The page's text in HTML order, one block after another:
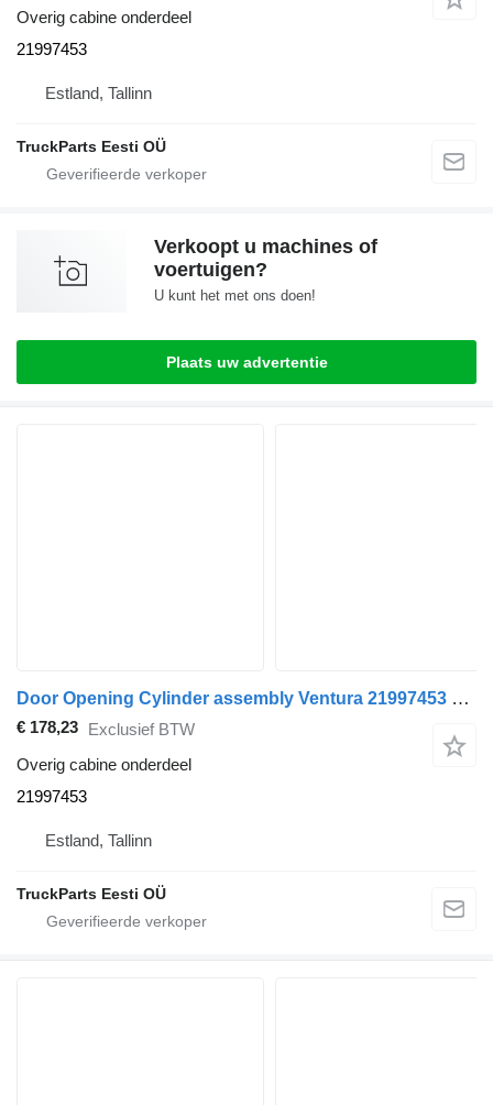
Overig cabine onderdeel
21997453
Estland, Tallinn
TruckParts Eesti OÜ
Verkoopt u machines of
voertuigen?
U kunt het met ons doen!
Plaats uw advertentie
Door Opening Cylinder assembly Ventura 21997453 voor Volvo B5LH, B0E (2008-) bus
€ 178,23 Exclusief BTW
Overig cabine onderdeel
21997453
Estland, Tallinn
TruckParts Eesti OÜ